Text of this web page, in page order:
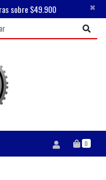
sobre $49.900 ×
0